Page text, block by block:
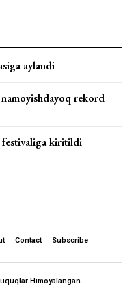
aylandi
rekord
kiritildi
Contact Subscribe
Himoyalangan.